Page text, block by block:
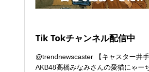
Tik Tokチャンネル配信中
@trendnewscaster 【キャスター井
AKB48高橋みなみさんの愛猫にゃー